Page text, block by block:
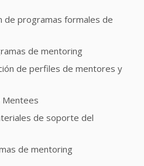
de programas formales de
de mentoring
de perfiles de mentores y
Mentees
de soporte del
de mentoring